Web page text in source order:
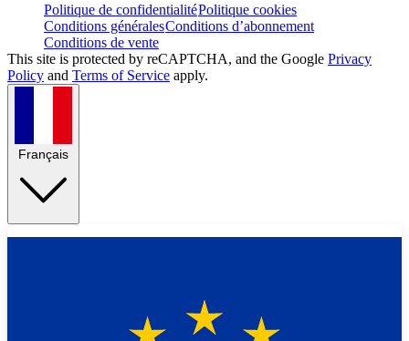
Politique de confidentialitéPolitique cookies
Conditions généralesConditions d’abonnement
Conditions de vente
This site is protected by reCAPTCHA, and the Google Privacy
Policy and Terms of Service apply.
Français